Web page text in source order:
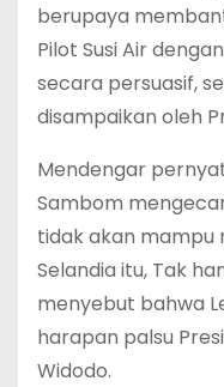
berupaya
Pilot Susi Air
secara persuasif,
disampaikan oleh
Mendengar
Sambom
tidak akan mampu
Selandia itu, Tak
menyebut bahwa
harapan palsu
Widodo.